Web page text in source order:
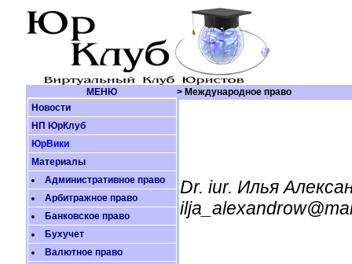
МЕНЮ
> Международное право
Новости
НП ЮрКлуб
ЮрВики
Материалы
Административное право
Арбитражное право
Банковское право
Бухучет
Валютное право
Dr. iur. Илья